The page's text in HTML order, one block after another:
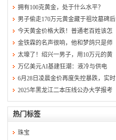
拥有100克黄金，处于什么水平？
男子偷走170万元黄金藏于祖坟墓碑后
今天黄金价格大跌！普通老百姓该怎
金铁霖的名声很响，他和梦鸽只是师
太壕了！绍兴一男子，用10万元的黄
万亿美元AI基建狂潮：液冷与供电
6月28日凌晨金价再度失控暴跌，实时
2025年黑龙江二本压线公办大学报考
热门标签
珠宝